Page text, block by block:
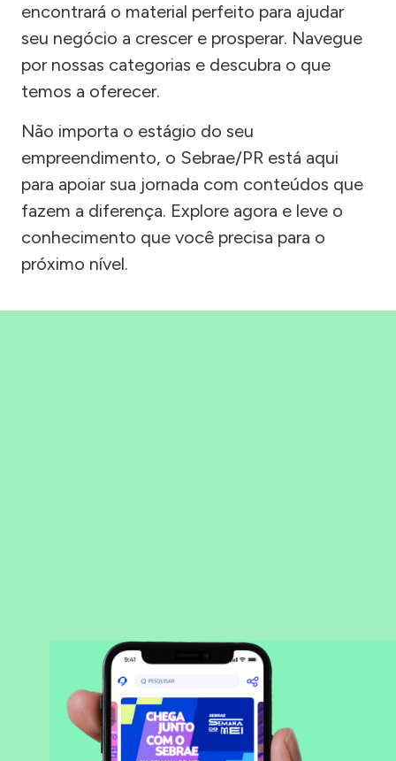
encontrará o material perfeito para ajudar
seu negócio a crescer e prosperar. Navegue
por nossas categorias e descubra o que
temos a oferecer.
Não importa o estágio do seu
empreendimento, o Sebrae/PR está aqui
para apoiar sua jornada com conteúdos que
fazem a diferença. Explore agora e leve o
conhecimento que você precisa para o
próximo nível.